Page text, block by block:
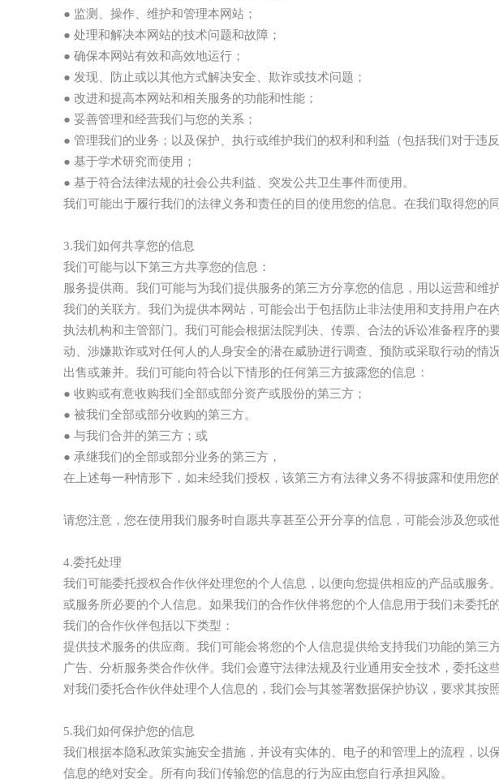
● 监测、操作、维护和管理本网站；
● 处理和解决本网站的技术问题和故障；
● 确保本网站有效和高效地运行；
● 发现、防止或以其他方式解决安全、欺诈或技术问题；
● 改进和提高本网站和相关服务的功能和性能；
● 妥善管理和经营我们与您的关系；
● 管理我们的业务；以及保护、执行或维护我们的权利和利益（包括我们对于违
● 基于学术研究而使用；
● 基于符合法律法规的社会公共利益、突发公共卫生事件而使用。
我们可能出于履行我们的法律义务和责任的目的使用您的信息。在我们取得您的
3.我们如何共享您的信息
我们可能与以下第三方共享您的信息：
服务提供商。我们可能与为我们提供服务的第三方分享您的信息，用以运营和维
我们的关联方。我们为提供本网站，可能会出于包括防止非法使用和支持用户在
执法机构和主管部门。我们可能会根据法院判决、传票、合法的诉讼准备程序
动、涉嫌欺诈或对任何人的人身安全的潜在威胁进行调查、预防或采取行动的情
出售或兼并。我们可能向符合以下情形的任何第三方披露您的信息：
● 收购或有意收购我们全部或部分资产或股份的第三方；
● 被我们全部或部分收购的第三方。
● 与我们合并的第三方；或
● 承继我们的全部或部分业务的第三方，
在上述每一种情形下，如未经我们授权，该第三方有法律义务不得披露和使用您的
请您注意，您在使用我们服务时自愿共享甚至公开分享的信息，可能会涉及您或
4.委托处理
我们可能委托授权合作伙伴处理您的个人信息，以便向您提供相应的产品或服
或服务所必要的个人信息。如果我们的合作伙伴将您的个人信息用于我们未委托
我们的合作伙伴包括以下类型：
提供技术服务的供应商。我们可能会将您的个人信息提供给支持我们功能的第三
广告、分析服务类合作伙伴。我们会遵守法律法规及行业通用安全技术，委托这
对我们委托合作伙伴处理个人信息的，我们会与其签署数据保护协议，要求其按
5.我们如何保护您的信息
我们根据本隐私政策实施安全措施，并设有实体的、电子的和管理上的流程，
信息的绝对安全。所有向我们传输您的信息的行为应由您自行承担风险。